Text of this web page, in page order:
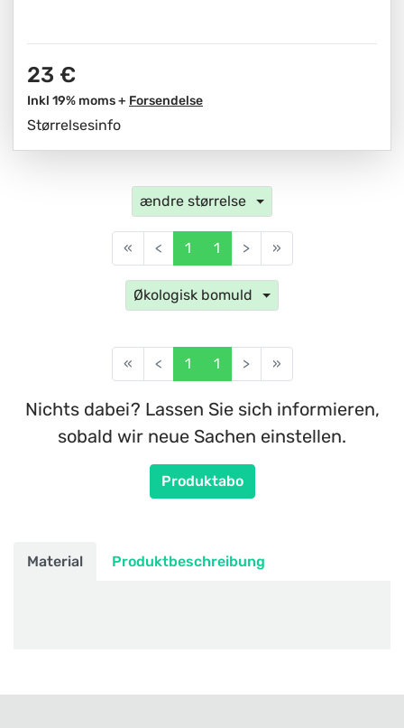
23 €
Inkl 19% moms + Forsendelse
Størrelsesinfo
ændre størrelse
« < 1 1 > »
Økologisk bomuld
« < 1 1 > »
Nichts dabei? Lassen Sie sich informieren,
sobald wir neue Sachen einstellen.
Produktabo
Material Produktbeschreibung